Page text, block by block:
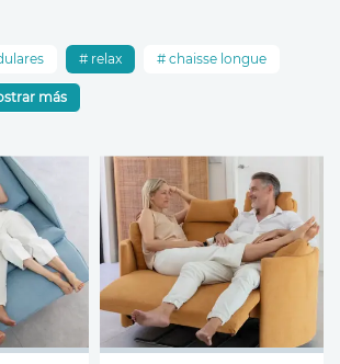
relax chaisse longue
más